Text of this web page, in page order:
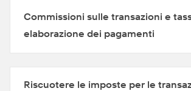
Commissioni sulle transazioni e
elaborazione dei pagamenti
Riscuotere le imposte per le